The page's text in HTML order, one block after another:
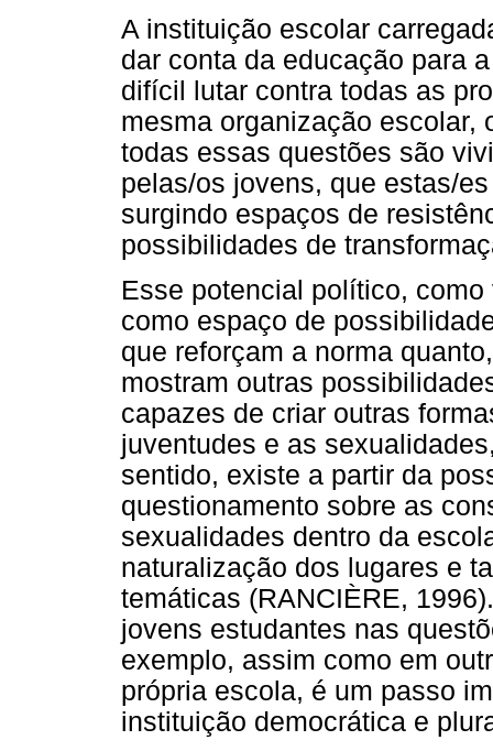
A instituição escolar
dar conta da educação para
difícil lutar contra todas as
mesma organização escolar,
todas essas questões são
pelas/os jovens, que estas/
surgindo espaços de
possibilidades de
Esse potencial político,
como espaço de
que reforçam a norma
mostram outras
capazes de criar outras
juventudes e as
sentido, existe a partir da
questionamento sobre as
sexualidades dentro da
naturalização dos lugares e
temáticas (RANCIÈRE,
jovens estudantes nas
exemplo, assim como em
própria escola, é um passo
instituição democrática e